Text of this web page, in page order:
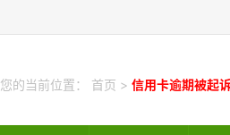
您的当前位置： 首页 > 信用卡逾期被起